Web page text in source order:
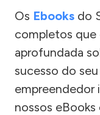
Os Ebooks do
completos que
aprofundada
sucesso do
empreendedor
nossos